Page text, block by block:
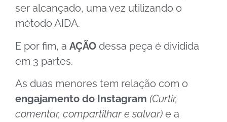
ser alcançado, uma vez utilizando o
método AIDA.
E por fim, a AÇÃO dessa peça é dividida
em 3 partes.
As duas menores tem relação com o
engajamento do Instagram (Curtir,
comentar, compartilhar e salvar) e a